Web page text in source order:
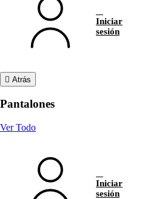
Iniciar
sesión
Atrás
Pantalones
Ver Todo
Iniciar
sesión